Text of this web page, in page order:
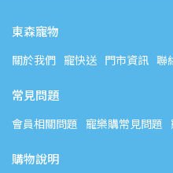
東森寵物
關於我們 寵快送 門市資訊 聯
常見問題
會員相關問題 寵樂購常見問題
購物說明